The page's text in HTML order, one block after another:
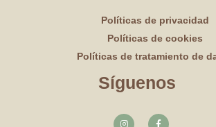
Políticas de privacidad
Políticas de cookies
Políticas de tratamiento de
Síguenos
n
a